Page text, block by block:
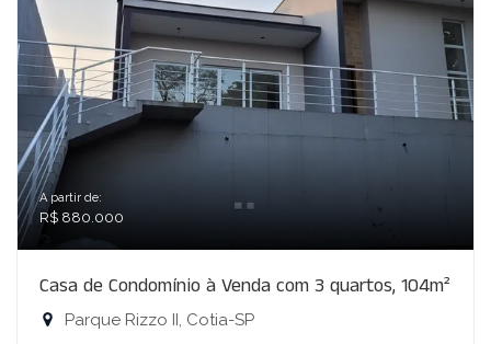
A partir de:
R$ 880.000
Casa de Condomínio à Venda com 3 quartos, 104m²
Parque Rizzo II, Cotia-SP